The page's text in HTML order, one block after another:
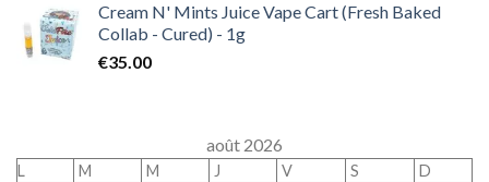
Cream N' Mints Juice Vape Cart (Fresh Baked
Collab - Cured) - 1g
€35.00
août 2026
L M M J V S
D